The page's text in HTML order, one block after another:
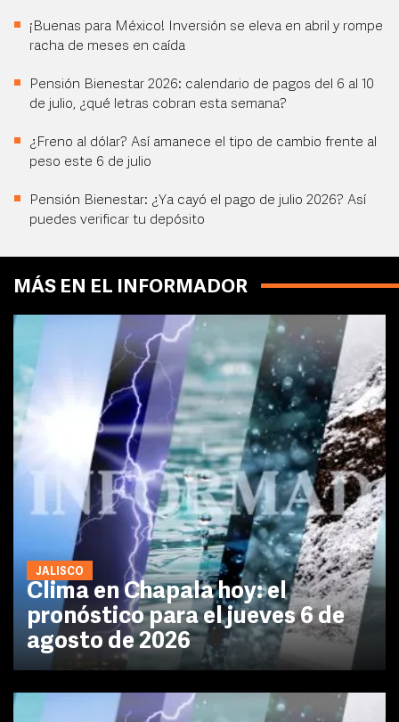
¡Buenas para México! Inversión se eleva en abril y rompe
racha de meses en caída
Pensión Bienestar 2026: calendario de pagos del 6 al 10
de julio, ¿qué letras cobran esta semana?
¿Freno al dólar? Así amanece el tipo de cambio frente al
peso este 6 de julio
Pensión Bienestar: ¿Ya cayó el pago de julio 2026? Así
puedes verificar tu depósito
MÁS EN EL INFORMADOR
JALISCO
Clima en Chapala hoy: el
pronóstico para el jueves 6 de
agosto de 2026